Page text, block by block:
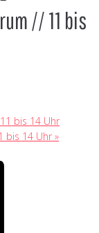
// 11 bis
bis 14 Uhr
bis 14 Uhr »